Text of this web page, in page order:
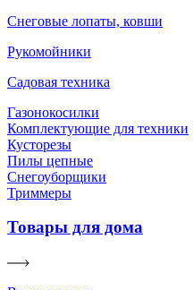
Снеговые лопаты, ковши
Рукомойники
Садовая техника
Газонокосилки
Комплектующие для техники
Кусторезы
Пилы цепные
Снегоуборщики
Триммеры
Товары для дома